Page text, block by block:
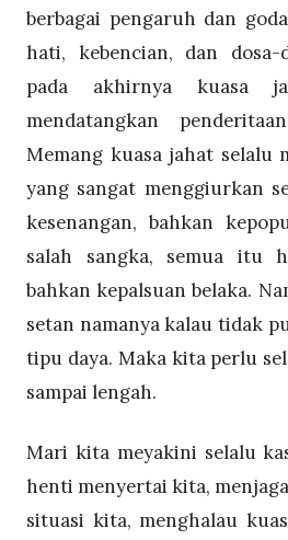
berbagai pengaruh dan
hati, kebencian, dan dosa-
pada akhirnya kuasa
mendatangkan
Memang kuasa jahat selalu
yang sangat menggiurkan
kesenangan, bahkan
salah sangka, semua itu
bahkan kepalsuan belaka.
setan namanya kalau tidak
tipu daya. Maka kita perlu
sampai lengah.
Mari kita meyakini selalu
henti menyertai kita,
situasi kita, menghalau